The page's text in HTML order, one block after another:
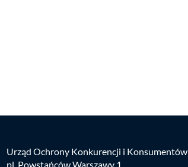
Urząd Ochrony Konkurencji i Konsumentów
pl. Powstańców Warszawy 1